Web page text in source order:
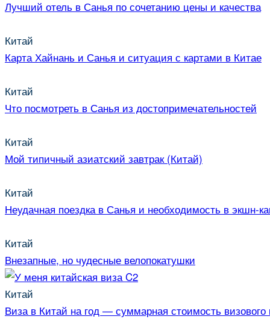
Лучший отель в Санья по сочетанию цены и качества
Китай
Карта Хайнань и Санья и ситуация с картами в Китае
Китай
Что посмотреть в Санья из достопримечательностей
Китай
Мой типичный азиатский завтрак (Китай)
Китай
Неудачная поездка в Санья и необходимость в экшн-
Китай
Внезапные, но чудесные велопокатушки
Китай
Виза в Китай на год — суммарная стоимость визового